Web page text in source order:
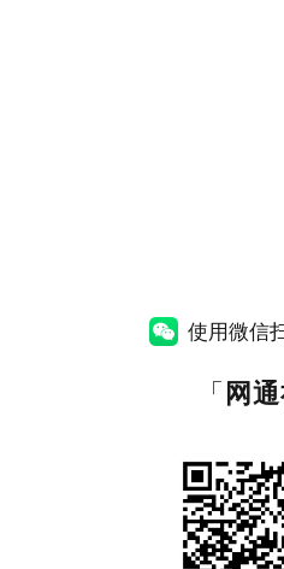
使用微信
「 网